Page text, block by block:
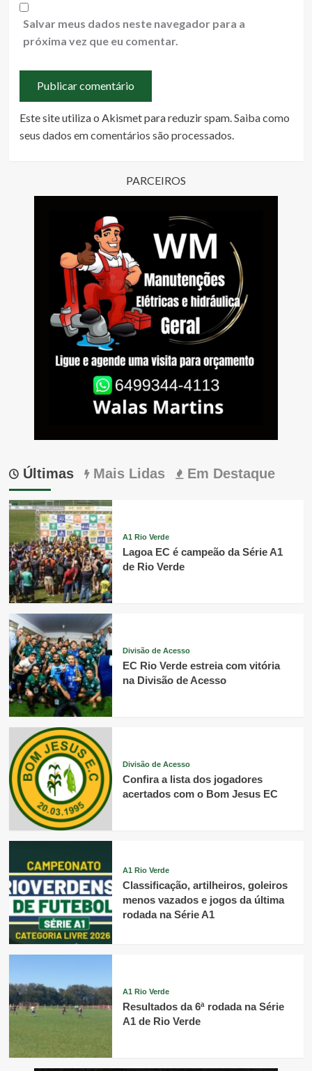
Salvar meus dados neste navegador para a
próxima vez que eu comentar.
Este site utiliza o Akismet para reduzir spam.Saiba como
seus dados em comentários são processados.
PARCEIROS
Últimas Mais Lidas Em Destaque
A1 Rio Verde
Lagoa EC é campeão da Série A1
de Rio Verde
Divisão de Acesso
EC Rio Verde estreia com vitória
na Divisão de Acesso
Divisão de Acesso
Confira a lista dos jogadores
acertados com o Bom Jesus EC
A1 Rio Verde
Classificação, artilheiros, goleiros
menos vazados e jogos da última
rodada na Série A1
A1 Rio Verde
Resultados da 6ª rodada na Série
A1 de Rio Verde